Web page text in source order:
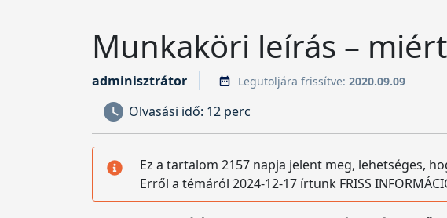
Munkaköri leírás –
adminisztrátor Legutoljára frissítve: 2020.09.09
Olvasási idő: 12 perc
Ez a tartalom 2157 napja jelent meg, lehetséges,
Erről a témáról 2024-12-17 írtunk FRISS